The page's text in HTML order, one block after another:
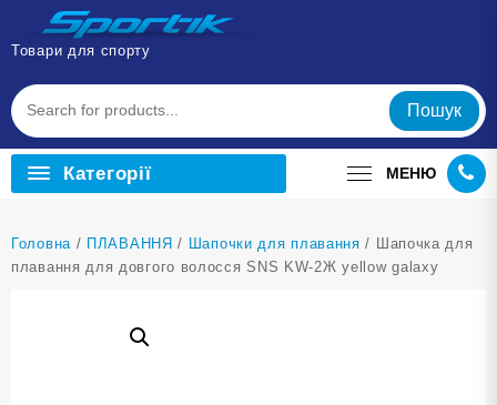
Перейти
вмісту
Товари для спорту
Пошук
Категорії МЕНЮ
Головна / ПЛАВАННЯ / Шапочки для плавання / Шапочка для
плавання для довгого волосся SNS KW-2Ж yellow galaxy